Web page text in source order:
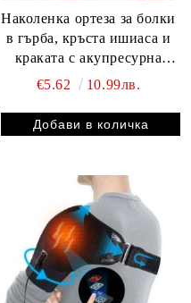
Наколенка ортеза за болки
в гърба, кръста ишиаса и
краката с акупресурна
подложка Be Active
€5.62 10.99лв.